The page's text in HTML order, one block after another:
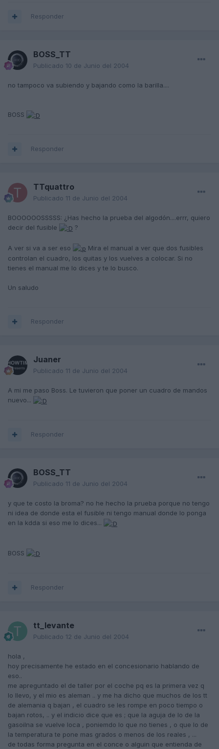
Responder
BOSS_TT
Publicado 10 de Junio del 2004
no tampoco va subiendo y bajando como la barilla....
BOSS
Responder
TTquattro
Publicado 11 de Junio del 2004
BOOOOOOSSSSS: ¿Has hecho la prueba del algodón....errr, quiero
decir del fusible
?
A ver si va a ser eso
Mira el manual a ver que dos fusibles
controlan el cuadro, los quitas y los vuelves a colocar. Si no
tienes el manual me lo dices y te lo busco.
Un saludo
Responder
Juaner
Publicado 11 de Junio del 2004
A mi me paso Boss. Le tuvieron que poner un cuadro de mandos
nuevo...
Responder
BOSS_TT
Publicado 11 de Junio del 2004
y que te costo la broma? no he hecho la prueba porque no tengo
ni idea de donde esta el fusible ni tengo manual donde lo ponga
en la kdda si eso me lo dices...
BOSS
Responder
tt_levante
Publicado 12 de Junio del 2004
hola ,
hoy precisamente he estado en el concesionario hablando de
eso..
me apreguntado el de taller por el coche pq es la primera vez q
lo llevo, y el mio es aleman .. y me ha dicho que muchos de los tt
de alemania q bajan , el cuadro se les rompe en poco tiempo o
bajan rotos, .. y el indicio dice que es ; que la aguja de lo de la
gasoilna se vuelve loca , poniemdo lo que no tienes , o que lo de
la temperatura te pone mas grados o menos de los reales , ...
de todas forma pregunta en el conce o alguin que entienda de